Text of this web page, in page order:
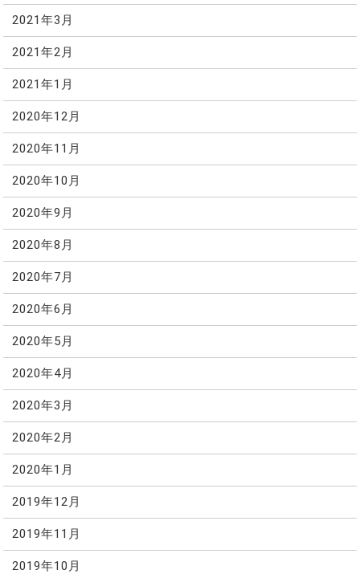
2021年3月
2021年2月
2021年1月
2020年12月
2020年11月
2020年10月
2020年9月
2020年8月
2020年7月
2020年6月
2020年5月
2020年4月
2020年3月
2020年2月
2020年1月
2019年12月
2019年11月
2019年10月